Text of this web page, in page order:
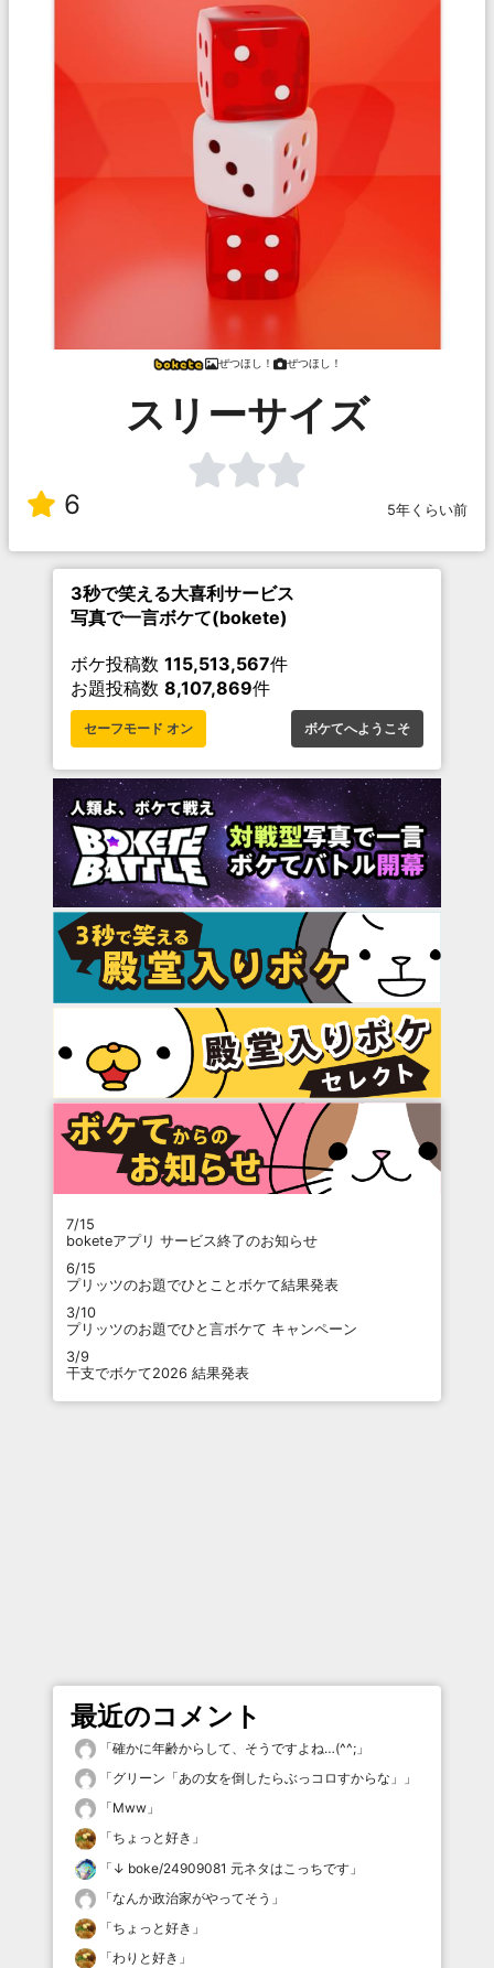
ぜつほし！ ぜつほし！
スリーサイズ
6 5年くらい前
3秒で笑える大喜利サービス
写真で一言ボケて(bokete)
ボケ投稿数 115,513,567件
お題投稿数 8,107,869件
セーフモード オン ボケてへようこそ
7/15
boketeアプリ サービス終了のお知らせ
6/15
プリッツのお題でひとことボケて結果発表
3/10
プリッツのお題でひと言ボケて キャンペーン
3/9
干支でボケて2026 結果発表
最近のコメント
「確かに年齢からして、そうですよね…(^^; 」
「グリーン「あの女を倒したらぶっコロすからな」
」
「Mww 」
「ちょっと好き 」
「 ↓ boke/24909081 元ネタはこっちです 」
「なんか政治家がやってそう 」
「ちょっと好き 」
「わりと好き 」